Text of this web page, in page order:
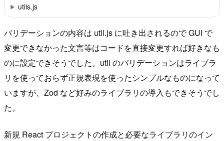
utils.js
バリデーションの内容は util.js に吐き出されるので GUI で
変更できなかった文言等はコードを直接変更すれば好きなも
のに設定できそうでした。util のバリデーションはライブラ
リを使っておらず正規表現を使ったシンプルなものになって
いますが、Zod など好みのライブラリの導入もできそうでし
た。
新規 React プロジェクトの作成と必要なライブラリのイン